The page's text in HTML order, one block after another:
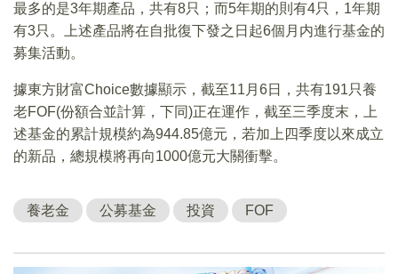
最多的是3年期產品，共有8只；而5年期的則有4只，1年期
有3只。上述產品將在自批復下發之日起6個月内進行基金的
募集活動。
據東方財富Choice數據顯示，截至11月6日，共有191只養
老FOF(份額合並計算，下同)正在運作，截至三季度末，上
述基金的累計規模約為944.85億元，若加上四季度以來成立
的新品，總規模將再向1000億元大關衝擊。
養老金 公募基金 投資 FOF